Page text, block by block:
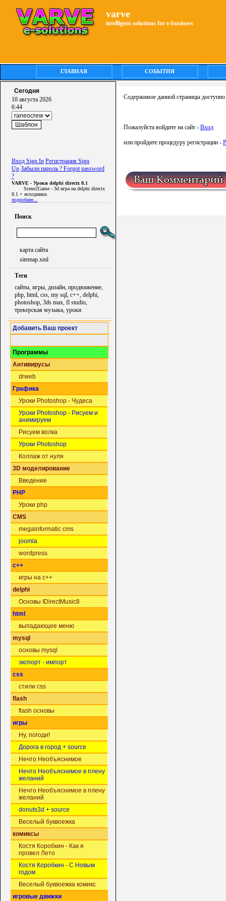
varve
intelligent solutions for e-business
ГЛАВНАЯ СОБЫТИЯ
Сегодня
10 августа 2026
6:44
Вход Sign In Регистрация Sign
Up Забыли пароль ? Forgot password
?
VARVE - Уроки delphi directx 8.1
Scene2Game - 3d игра на delphi directx
8.1 + исходники.
подробнее...
Поиск
карта сайта
sitemap.xml
Теги
сайты, игры, дизайн, продвижение,
php, html, css, my sql, c++, delphi,
photoshop, 3ds max, fl studio,
трекерская музыка, уроки
Добавить Ваш проект
Программы
Антивирусы
drweb
Графика
Уроки Photoshop - Чудеса
Уроки Photoshop - Рисуем и
анимируем
Рисуем волка
Уроки Photoshop
Коллаж от нуля
3D моделирование
Введение
PHP
Уроки php
CMS
megainformatic cms
joomla
wordpress
c++
игры на c++
delphi
Основы IDirectMusic8
html
выпадающее меню
mysql
основы mysql
экспорт - импорт
css
стили css
flash
flash основы
игры
Ну, погоди!
Дорога в город + source
Нечто Необъяснимое
Нечто Необъяснимое в плену
желаний
Нечто Необъяснимое в плену
желаний
donuts3d + source
Веселый буквоежка
комиксы
Костя Коробкин - Как я
провел Лето
Костя Коробкин - С Новым
годом
Веселый буквоежка комикс
игровые движки
Содержимое данной страницы
Пожалуйста войдите на сайт - Вход
или пройдите процедуру регистрации -